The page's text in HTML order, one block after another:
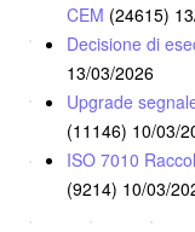
CEM (24615)
Decisione di
13/03/2026
Upgrade
(11146) 10/03/
ISO 7010
(9214) 10/03/